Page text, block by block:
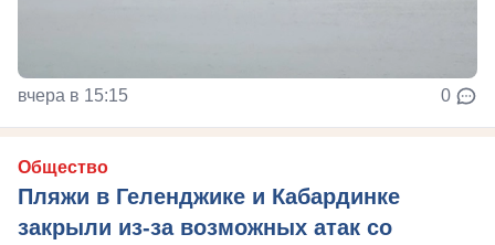
вчера в 15:15 0
Общество
Пляжи в Геленджике и Кабардинке
закрыли из-за возможных атак со